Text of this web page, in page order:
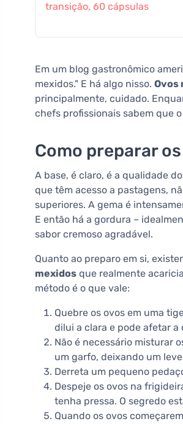
transição, 60 cápsulas
Em um blog gastronômico
mexidos." E há algo nisso. Ovos
principalmente, cuidado.
chefs profissionais sabem que
Como preparar
A base, é claro, é a qualidade
que têm acesso a pastagens,
superiores. A gema é
E então há a gordura –
sabor cremoso agradável.
Quanto ao preparo em si,
mexidos que realmente
método é o que vale:
Quebre os ovos em uma
dilui a clara e pode afetar a
Não é necessário misturar
um garfo, deixando um
Derreta um pequeno
Despeje os ovos na
tenha pressa. O segredo
Quando os ovos